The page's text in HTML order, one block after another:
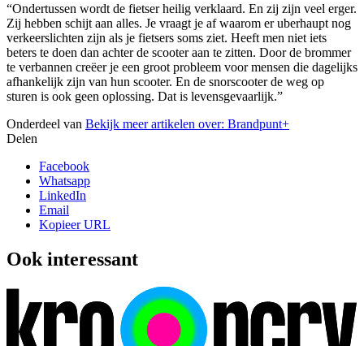
“Ondertussen wordt de fietser heilig verklaard. En zij zijn veel erger.
Zij hebben schijt aan alles. Je vraagt je af waarom er uberhaupt nog
verkeerslichten zijn als je fietsers soms ziet. Heeft men niet iets
beters te doen dan achter de scooter aan te zitten. Door de brommer
te verbannen creëer je een groot probleem voor mensen die dagelijks
afhankelijk zijn van hun scooter. En de snorscooter de weg op
sturen is ook geen oplossing. Dat is levensgevaarlijk.”
Onderdeel van Bekijk meer artikelen over: Brandpunt+
Delen
Facebook
Whatsapp
LinkedIn
Email
Kopieer URL
Ook interessant